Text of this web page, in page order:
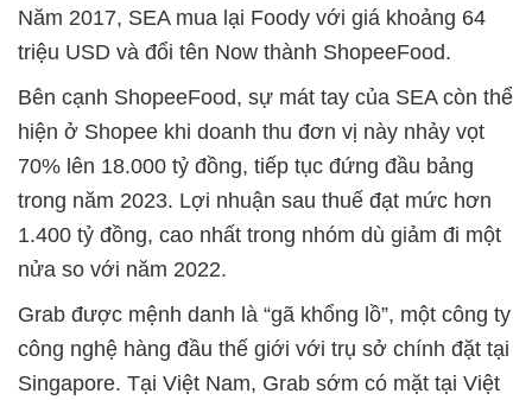
Năm 2017, SEA mua lại Foody với giá khoảng 64
triệu USD và đổi tên Now thành ShopeeFood.
Bên cạnh ShopeeFood, sự mát tay của SEA còn thể
hiện ở Shopee khi doanh thu đơn vị này nhảy vọt
70% lên 18.000 tỷ đồng, tiếp tục đứng đầu bảng
trong năm 2023. Lợi nhuận sau thuế đạt mức hơn
1.400 tỷ đồng, cao nhất trong nhóm dù giảm đi một
nửa so với năm 2022.
Grab được mệnh danh là “gã khổng lồ”, một công ty
công nghệ hàng đầu thế giới với trụ sở chính đặt tại
Singapore. Tại Việt Nam, Grab sớm có mặt tại Việt